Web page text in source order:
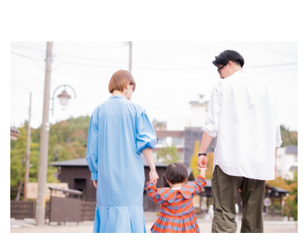
さら
さの
宿】
4
3.
【皆
生温
泉
海潮
園】